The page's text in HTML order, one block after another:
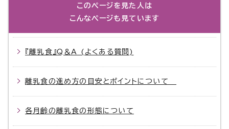
このページを見た人は
こんなページも見ています
『離乳食』Q＆A (よくある質問)
離乳食の進め方の目安とポイントについて
各月齢の離乳食の形態について